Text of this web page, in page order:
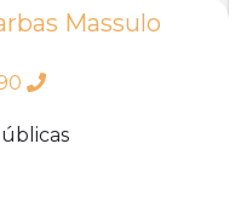
Massulo